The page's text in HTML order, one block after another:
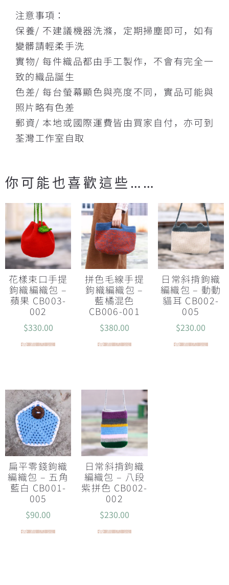
注意事項：
保養/ 不建議機器洗滌，定期掃塵即可，如有
變髒請輕柔手洗
實物/ 每件織品都由手工製作，不會有完全一
致的織品誕生
色差/ 每台螢幕顯色與亮度不同，實品可能與
照片略有色差
郵資/ 本地或國際運費皆由買家自付，亦可到
荃灣工作室自取
你可能也喜歡這些……
花樣束口手提
鉤織編織包 –
蘋果 CB003-
002
$330.00
查看內容
拼色毛線手提
鉤織編織包 –
藍橘混色
CB006-001
$380.00
查看內容
日常斜揹鉤織
編織包 – 動動
貓耳 CB002-
005
$230.00
查看內容
扁平零錢鉤織
編織包 – 五角
藍白 CB001-
005
$90.00
查看內容
日常斜揹鉤織
編織包 – 八段
紫拼色 CB002-
002
$230.00
查看內容